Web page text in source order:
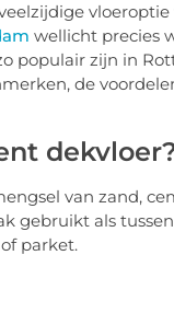
wellicht precies
populair zijn in
de
van zand,
gebruikt als
parket.